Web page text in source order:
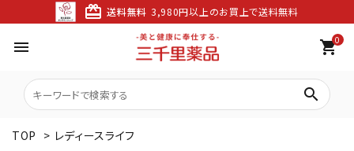
card_giftcard 送料無料 3,980円以上のお買上で送料無料
menu 0
shopping_cart
search
TOP > レディースライフ